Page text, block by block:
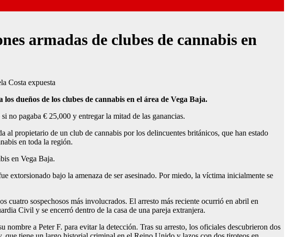
armadas de clubes de cannabis en
dueños de los clubes de cannabis en el área de Vega Baja.
no pagaba € 25,000 y entregar la mitad de las ganancias.
al propietario de un club de cannabis por los delincuentes británicos, que han estado
en toda la región.
en Vega Baja.
bajo la amenaza de ser asesinado. Por miedo, la víctima inicialmente se
cuatro sospechosos más involucrados. El arresto más reciente ocurrió en abril en
Civil y se encerró dentro de la casa de una pareja extranjera.
a Peter F. para evitar la detección. Tras su arresto, los oficiales descubrieron dos